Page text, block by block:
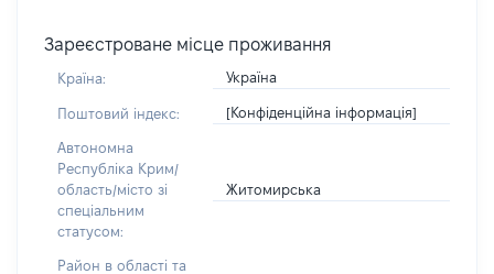
Зареєстроване місце проживання
Країна: Україна
Поштовий індекс: [Конфіденційна інформація]
Автономна
Республіка Крим/
область/місто зі
спеціальним
статусом:
Житомирська
Район в області та